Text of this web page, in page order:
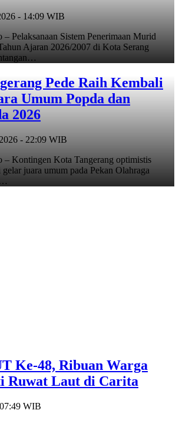
- 14:09 WIB
– Pelaksanaan Sistem Penerimaan Murid
Ajaran 2026/2007 di Kota Serang
Pede Raih Kembali
Umum Popda dan
2026
- 22:09 WIB
– Kontingen Kota Tangerang optimistis
juara umum pada Pekan Olahraga
Ke-48, Ribuan Warga
Ruwat Laut di Carita
WIB